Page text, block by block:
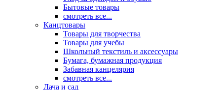
Бытовые товары
смотреть все...
Канцтовары
Товары для творчества
Товары для учебы
Школьный текстиль и аксессуары
Бумага, бумажная продукция
Забавная канцелярия
смотреть все...
Дача и сад